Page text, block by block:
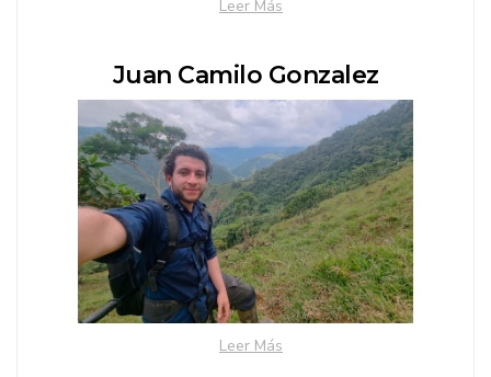
Leer Más
Juan Camilo Gonzalez
Leer Más